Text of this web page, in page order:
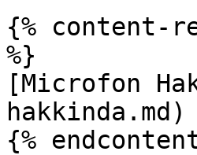
{% content-
%}
[Microfon
hakkinda.md)
{%